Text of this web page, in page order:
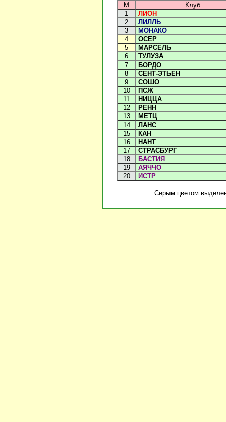
М
Клуб
1
ЛИОН
2
ЛИЛЛЬ
3
МОНАКО
4
ОСЕР
5
МАРСЕЛЬ
6
ТУЛУЗА
7
БОРДО
8
СЕНТ-ЭТЬЕН
9
СОШО
10
ПСЖ
11
НИЦЦА
12
РЕНН
13
МЕТЦ
14
ЛАНС
15
КАН
16
НАНТ
17
СТРАСБУРГ
18
БАСТИЯ
19
АЯЧЧО
20
ИСТР
Серым цветом